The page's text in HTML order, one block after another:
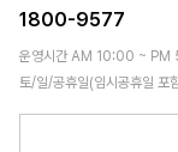
1800-9577
운영시간 AM 10:00 ~
토/일/공휴일(임시공휴일 포